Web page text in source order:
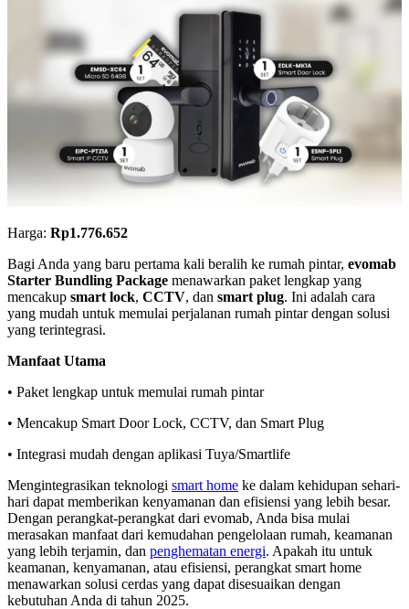
Harga: Rp1.776.652
Bagi Anda yang baru pertama kali beralih ke rumah pintar, evomab
Starter Bundling Package menawarkan paket lengkap yang
mencakup smart lock, CCTV, dan smart plug. Ini adalah cara
yang mudah untuk memulai perjalanan rumah pintar dengan solusi
yang terintegrasi.
Manfaat Utama
• Paket lengkap untuk memulai rumah pintar
• Mencakup Smart Door Lock, CCTV, dan Smart Plug
• Integrasi mudah dengan aplikasi Tuya/Smartlife
Mengintegrasikan teknologi smart home ke dalam kehidupan sehari-
hari dapat memberikan kenyamanan dan efisiensi yang lebih besar.
Dengan perangkat-perangkat dari evomab, Anda bisa mulai
merasakan manfaat dari kemudahan pengelolaan rumah, keamanan
yang lebih terjamin, dan penghematan energi. Apakah itu untuk
keamanan, kenyamanan, atau efisiensi, perangkat smart home
menawarkan solusi cerdas yang dapat disesuaikan dengan
kebutuhan Anda di tahun 2025.